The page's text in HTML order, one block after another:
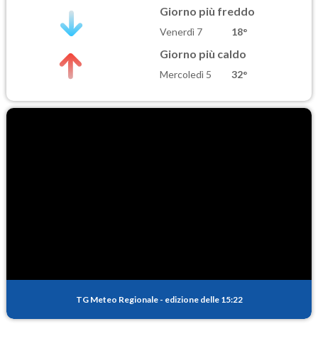
Giorno più freddo
Venerdì 7 18°
Giorno più caldo
Mercoledì 5 32°
TG Meteo Regionale - edizione delle 15:22